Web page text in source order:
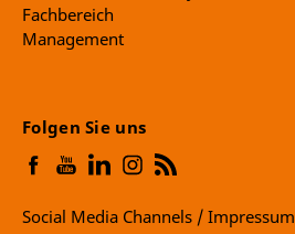
Fachbereich
Management
Folgen Sie uns
Social Media Channels / Impressum